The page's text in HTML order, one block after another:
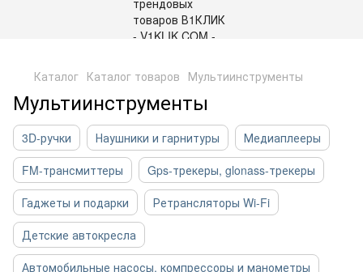
Каталог Каталог товаров Мультиинструменты
Мультиинструменты
3D-ручки Наушники и гарнитуры
Медиаплееры
FM-трансмиттеры
Gps-трекеры, glonass-трекеры
Гаджеты и подарки
Ретрансляторы Wi-Fi
Детские автокресла
Автомобильные насосы, компрессоры и манометры